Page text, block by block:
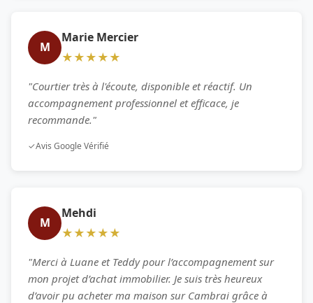
M
Marie Mercier
★★★★★
"Courtier très à l'écoute, disponible et réactif. Un
accompagnement professionnel et efficace, je
recommande."
✓Avis Google Vérifié
M
Mehdi
★★★★★
"Merci à Luane et Teddy pour l’accompagnement sur
mon projet d’achat immobilier. Je suis très heureux
d’avoir pu acheter ma maison sur Cambrai grâce à